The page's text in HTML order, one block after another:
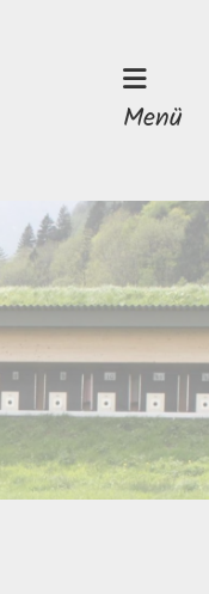
Menü